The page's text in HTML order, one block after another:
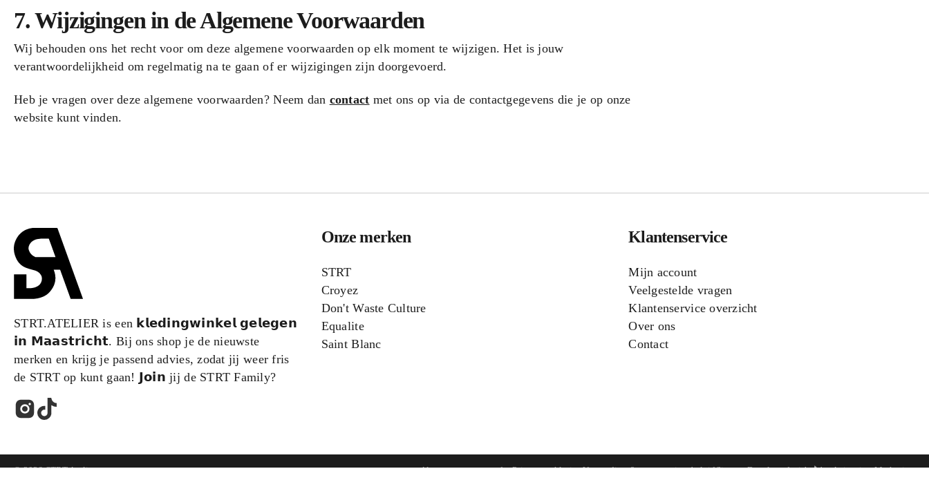
7. Wijzigingen in de Algemene Voorwaarden
Wij behouden ons het recht voor om deze algemene voorwaarden op elk moment te wijzigen. Het is jouw
verantwoordelijkheid om regelmatig na te gaan of er wijzigingen zijn doorgevoerd.
Heb je vragen over deze algemene voorwaarden? Neem dan contact met ons op via de contactgegevens die je op onze
website kunt vinden.
STRT.ATELIER is een 𝗸𝗹𝗲𝗱𝗶𝗻𝗴𝘄𝗶𝗻𝗸𝗲𝗹 𝗴𝗲𝗹𝗲𝗴𝗲𝗻
𝗶𝗻 𝗠𝗮𝗮𝘀𝘁𝗿𝗶𝗰𝗵𝘁. Bij ons shop je de nieuwste
merken en krijg je passend advies, zodat jij weer fris
de STRT op kunt gaan! 𝗝𝗼𝗶𝗻 jij de STRT Family?
Onze merken
STRT
Croyez
Don't Waste Culture
Equalite
Saint Blanc
Klantenservice
Mijn account
Veelgestelde vragen
Klantenservice overzicht
Over ons
Contact
© 2026 STRT Atelier Algemene voorwaardenPrivacyverklaringVerzending & retourneringsbeleidSitemapDeveloped with by Anivation Marketing